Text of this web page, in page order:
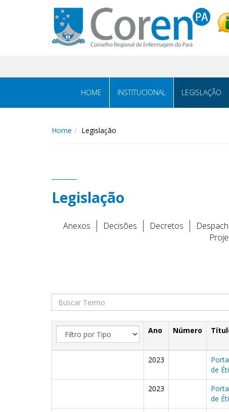
HOME INSTITUCIONAL LEGISLAÇÃO
Home Legislação
Legislação
Anexos Decisões Decretos
Ano Número
2023
de
2023
de